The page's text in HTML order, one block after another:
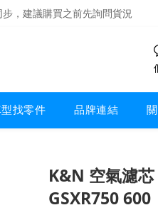
，建議購買之前先詢問貨況
，建議購買之前先詢問貨況
找零件 品牌連結
K&N 空氣濾
GSXR750 600